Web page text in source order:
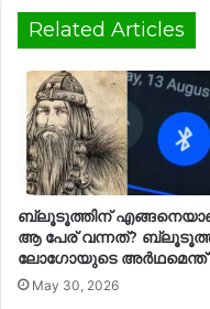
Related Articles
ബ്ലൂടൂത്തിന്
ആ പേര് വന്നത്?
ലോഗോയുടെ
May 30, 2026